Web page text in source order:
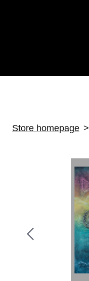
Store homepage